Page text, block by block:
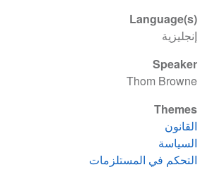
Language(s)
إنجليزية
Speaker
Thom Browne
Themes
القانون
السياسة
التحكم في المستلزمات